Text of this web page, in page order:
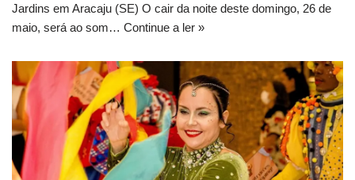
Jardins em Aracaju (SE) O cair da noite deste domingo, 26 de
maio, será ao som… Continue a ler »